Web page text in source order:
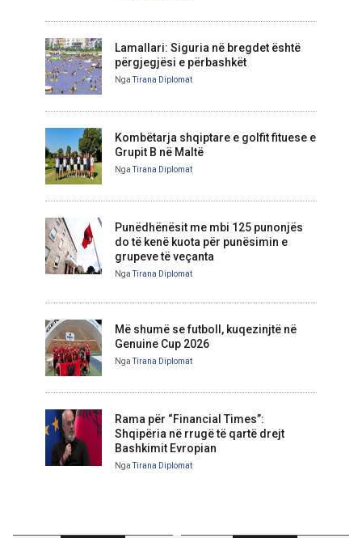
Lamallari: Siguria në bregdet është
përgjegjësi e përbashkët
NgaTirana Diplomat
Kombëtarja shqiptare e golfit fituese e
Grupit B në Maltë
NgaTirana Diplomat
Punëdhënësit me mbi 125 punonjës
do të kenë kuota për punësimin e
grupeve të veçanta
NgaTirana Diplomat
Më shumë se futboll, kuqezinjtë në
Genuine Cup 2026
NgaTirana Diplomat
Rama për “Financial Times”:
Shqipëria në rrugë të qartë drejt
Bashkimit Evropian
NgaTirana Diplomat